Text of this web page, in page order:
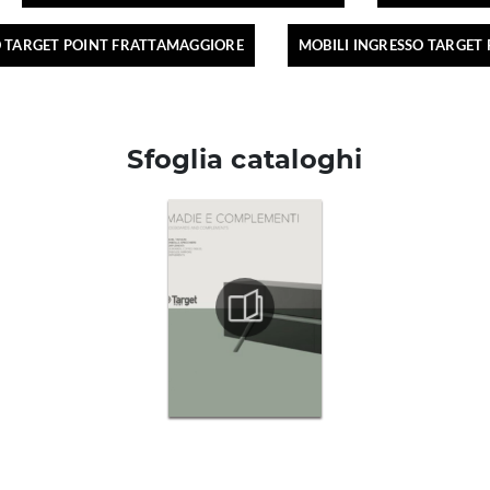
POINT FRATTAMAGGIORE MOBILI INGRESSO
Sfoglia cataloghi